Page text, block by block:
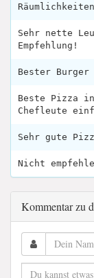
Sehr nette
Empfehlung!
Bester Burger
Beste Pizza
Chefleute
Sehr gute
Nicht
Kommentar zu